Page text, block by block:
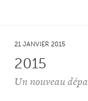
21 JANVIER 2015
2015
Un nouveau